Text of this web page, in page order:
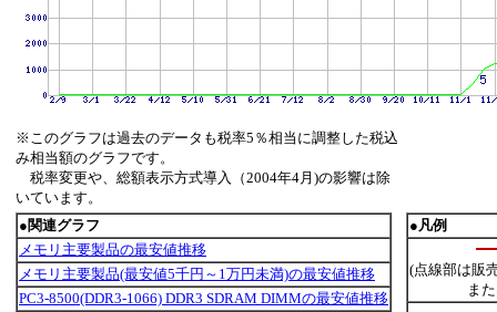
※このグラフは過去のデータも税率5％相当に調整した税込
み相当額のグラフです。
税率変更や、総額表示方式導入（2004年4月)の影響は除
いています。
●関連グラフ
メモリ主要製品の最安値推移
メモリ主要製品(最安値5千円～1万円未満)の最安値推移
PC3-8500(DDR3-1066) DDR3 SDRAM DIMMの最安値推移
●凡例
(点線部は販
ま